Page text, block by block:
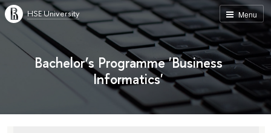
Menu
HSE University
Bachelor’s Programme 'Business
Informatics'